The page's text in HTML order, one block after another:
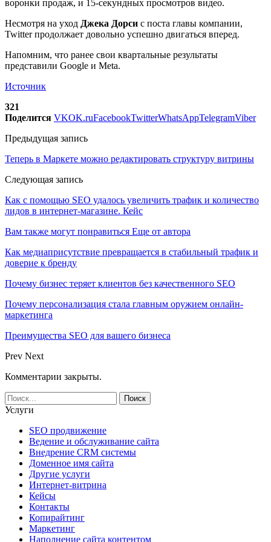
воронки продаж, и 15-секундных просмотров видео.
Несмотря на уход Джека Дорси с поста главы компании,
Twitter продолжает довольно успешно двигаться вперед.
Напомним, что ранее свои квартальные результаты
представили Google и Meta.
Источник
321
Поделится VKOK.ruFacebookTwitterWhatsAppTelegramViber
Предыдущая запись
Теперь в Маркете можно редактировать структуру витрины
Следующая запись
Как с помощью SEO удалось увеличить трафик и количество
лидов в интернет-магазине. Кейс
Вам также могут понравиться Еще от автора
Как медиаприсутствие превращается в стабильный трафик и
доверие к бренду
Почему бизнес теряет клиентов без качественного SEO
Почему персонализация стала главным оружием онлайн-
маркетинга
Преимущества SEO для вашего бизнеса
Prev Next
Комментарии закрыты.
Услуги
SEO продвижение
Ведение и обслуживание сайта
Внедрение CRM системы
Доменное имя сайта
Другие услуги
Интернет-витрина
Кейсы
Контакты
Копирайтинг
Маркетинг
Наполнение сайта контентом